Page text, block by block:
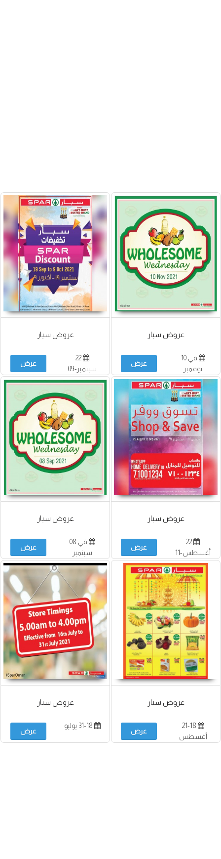
عروض سبار
في 10
نوفمبر
عرض
عروض سبار
22
سبتمبر-09
أكتوبر
عرض
عروض سبار
22
أغسطس-11
سبتمبر
عرض
عروض سبار
في 08
سبتمبر
عرض
عروض سبار
21-18
أغسطس
عرض
عروض سبار
عرض